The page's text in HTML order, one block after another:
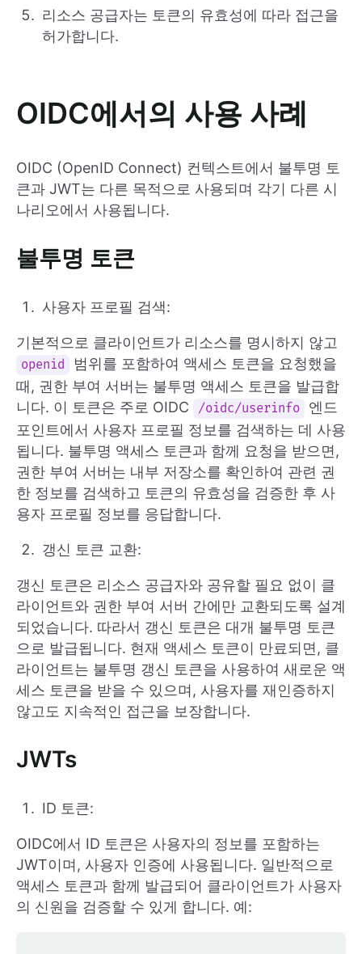
리소스 공급자는 토큰의 유효성에 따라 접근을
허가합니다.
OIDC에서의 사용 사례
OIDC (OpenID Connect) 컨텍스트에서 불투명 토
큰과 JWT는 다른 목적으로 사용되며 각기 다른 시
나리오에서 사용됩니다.
불투명 토큰
사용자 프로필 검색:
기본적으로 클라이언트가 리소스를 명시하지 않고
openid
범위를 포함하여 액세스 토큰을 요청했을
때, 권한 부여 서버는 불투명 액세스 토큰을 발급합
니다. 이 토큰은 주로 OIDC
/oidc/userinfo
엔드
포인트에서 사용자 프로필 정보를 검색하는 데 사용
됩니다. 불투명 액세스 토큰과 함께 요청을 받으면,
권한 부여 서버는 내부 저장소를 확인하여 관련 권
한 정보를 검색하고 토큰의 유효성을 검증한 후 사
용자 프로필 정보를 응답합니다.
갱신 토큰 교환:
갱신 토큰은 리소스 공급자와 공유할 필요 없이 클
라이언트와 권한 부여 서버 간에만 교환되도록 설계
되었습니다. 따라서 갱신 토큰은 대개 불투명 토큰
으로 발급됩니다. 현재 액세스 토큰이 만료되면, 클
라이언트는 불투명 갱신 토큰을 사용하여 새로운 액
세스 토큰을 받을 수 있으며, 사용자를 재인증하지
않고도 지속적인 접근을 보장합니다.
JWTs
ID 토큰:
OIDC에서 ID 토큰은 사용자의 정보를 포함하는
JWT이며, 사용자 인증에 사용됩니다. 일반적으로
액세스 토큰과 함께 발급되어 클라이언트가 사용자
의 신원을 검증할 수 있게 합니다. 예: